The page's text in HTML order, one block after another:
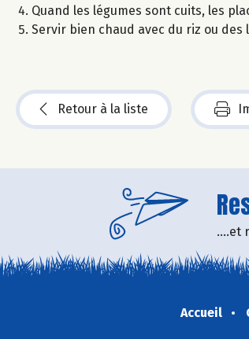
Quand les légumes sont cuits, les
Servir bien chaud avec du riz ou des
Retour à la liste
....et
Accueil